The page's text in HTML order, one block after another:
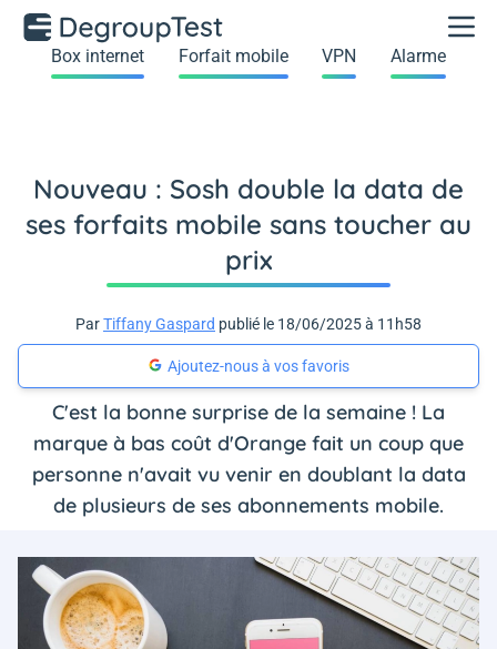
Box internet Forfait mobile VPN Alarme
Nouveau : Sosh double la data de
ses forfaits mobile sans toucher au
prix
ParTiffany Gaspard publié le 18/06/2025 à 11h58
Ajoutez-nous à vos favoris
C'est la bonne surprise de la semaine ! La
marque à bas coût d'Orange fait un coup que
personne n'avait vu venir en doublant la data
de plusieurs de ses abonnements mobile.